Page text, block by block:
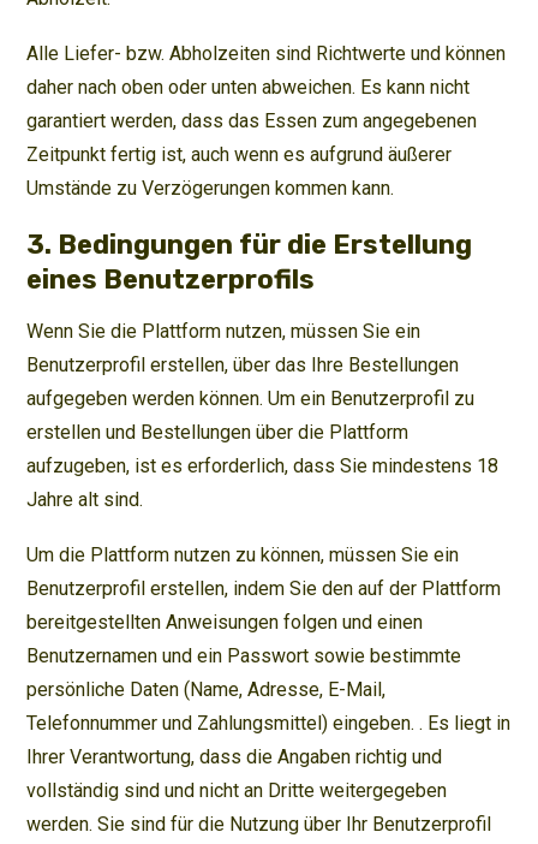
Alle Liefer- bzw. Abholzeiten sind Richtwerte und können
daher nach oben oder unten abweichen. Es kann nicht
garantiert werden, dass das Essen zum angegebenen
Zeitpunkt fertig ist, auch wenn es aufgrund äußerer
Umstände zu Verzögerungen kommen kann.
3. Bedingungen für die Erstellung
eines Benutzerprofils
Wenn Sie die Plattform nutzen, müssen Sie ein
Benutzerprofil erstellen, über das Ihre Bestellungen
aufgegeben werden können. Um ein Benutzerprofil zu
erstellen und Bestellungen über die Plattform
aufzugeben, ist es erforderlich, dass Sie mindestens 18
Jahre alt sind.
Um die Plattform nutzen zu können, müssen Sie ein
Benutzerprofil erstellen, indem Sie den auf der Plattform
bereitgestellten Anweisungen folgen und einen
Benutzernamen und ein Passwort sowie bestimmte
persönliche Daten (Name, Adresse, E-Mail,
Telefonnummer und Zahlungsmittel) eingeben. . Es liegt in
Ihrer Verantwortung, dass die Angaben richtig und
vollständig sind und nicht an Dritte weitergegeben
werden. Sie sind für die Nutzung über Ihr Benutzerprofil